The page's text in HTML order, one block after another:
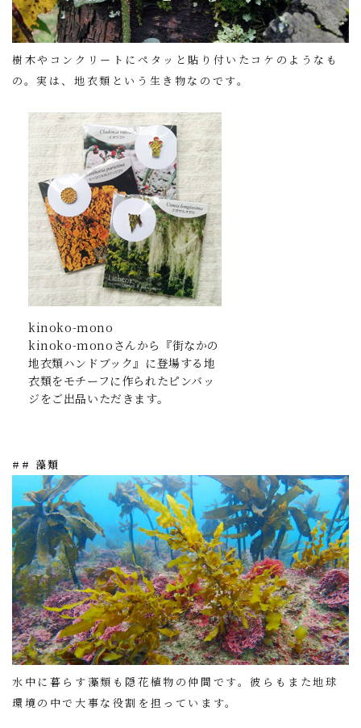
樹木やコンクリートにペタッと貼り付いたコケのようなも
の。実は、地衣類という生き物なのです。
kinoko-mono
kinoko-monoさんから『街なかの
地衣類ハンドブック』に登場する地
衣類をモチーフに作られたピンバッ
ジをご出品いただきます。
## 藻類
水中に暮らす藻類も隠花植物の仲間です。彼らもまた地球
環境の中で大事な役割を担っています。